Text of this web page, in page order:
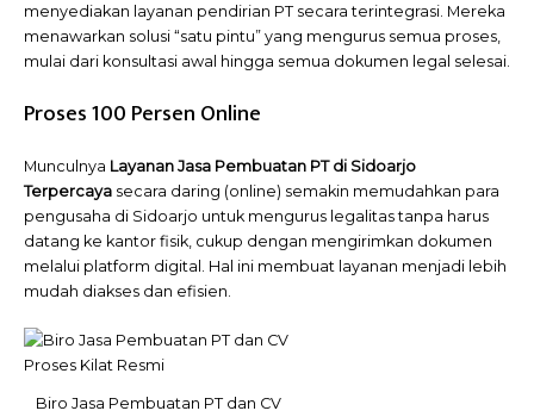
menyediakan layanan pendirian PT secara terintegrasi. Mereka
menawarkan solusi “satu pintu” yang mengurus semua proses,
mulai dari konsultasi awal hingga semua dokumen legal selesai.
Proses 100 Persen Online
Munculnya Layanan Jasa Pembuatan PT di Sidoarjo
Terpercaya secara daring (online) semakin memudahkan para
pengusaha di Sidoarjo untuk mengurus legalitas tanpa harus
datang ke kantor fisik, cukup dengan mengirimkan dokumen
melalui platform digital. Hal ini membuat layanan menjadi lebih
mudah diakses dan efisien.
Biro Jasa Pembuatan PT dan CV